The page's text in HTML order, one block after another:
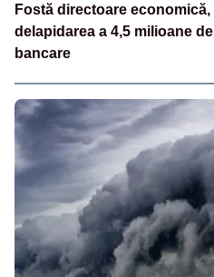
Fostă directoare
delapidarea a 4,5 milioane
bancare